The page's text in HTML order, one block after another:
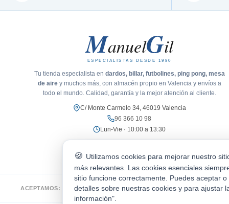
Utilizamos cookies para mejorar nuestro
más relevantes. Las cookies esenciales
sitio funcione correctamente. Puedes aceptar
detalles sobre nuestras cookies y para ajustar
información".
ManuelGil
ESPECIALISTAS DESDE 1980
Tu tienda especialista en dardos, billar, futbolines, ping pong, mesa
de airey muchos más, con almacén propio en Valencia y envíos a
todo el mundo. Calidad, garantía y la mejor atención al cliente.
C/ Monte Carmelo 34, 46019 Valencia
96 366 10 98
Lun-Vie · 10:00 a 13:30
ACEPTAMOS: VISA Mastercard PayPal Bizum seQura